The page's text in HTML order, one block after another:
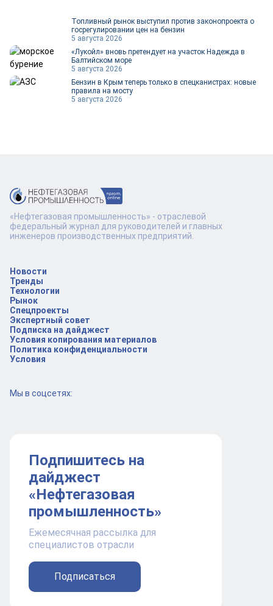
Топливный рынок выступил против законопроекта о
госрегулировании цен на бензин
5 августа 2026
«Лукойл» вновь претендует на участок Надежда в
Балтийском море
5 августа 2026
Бензин в Крым теперь только в спецканистрах: новые
правила на мосту
5 августа 2026
Новости
Тренды
Технологии
Рынок
Спецпроекты
Экспертный совет
Подписка на дайджест
Условия копирования материалов
Политика конфиденциальности
Условия
Мы в соцсетях:
Подпишитесь на
дайджест
«Нефтегазовая
промышленность»
Ежемесячная рассылка для
специалистов отрасли
Подписаться
«Нефтегазовая промышленность» - отраслевой
федеральный журнал для руководителей и главных
инженеров производственных предприятий.